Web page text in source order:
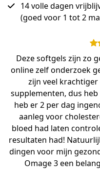
14 volle dagen
(goed voor 1 tot 2
Deze softgels zijn zo
online zelf onderzoek
zijn veel
supplementen, dus
heb er 2 per dag
aanleg voor
bloed had laten
resultaten had!
dingen voor mijn
Omage 3 een